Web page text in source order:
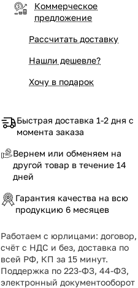
Коммерческое
предложение
Рассчитать доставку
Нашли дешевле?
Хочу в подарок
Быстрая доставка 1-2 дня с
момента заказа
Вернем или обменяем на
другой товар в течение 14
дней
Гарантия качества на всю
продукцию 6 месяцев
Работаем с юрлицами: договор,
счёт с НДС и без, доставка по
всей РФ, КП за 15 минут.
Поддержка по 223-ФЗ, 44-ФЗ,
электронный документооборот